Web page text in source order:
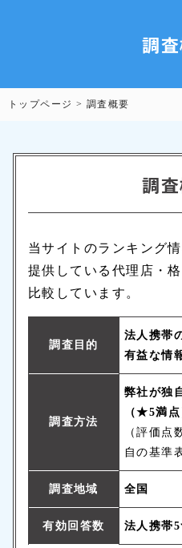
調
トップページ > 調査概要
調
当サイトのランキング
提供している代理店・
比較しています。
調査目的
法人携帯
有益な情
調査方法
弊社が独
（★5満点
（評価点
自の基準
調査地域 全国
有効回答数 法人携帯5